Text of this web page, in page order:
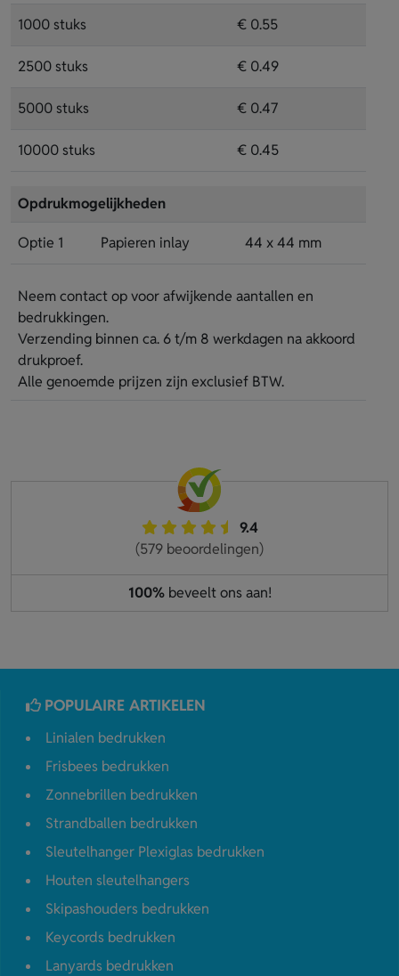
1000 stuks € 0.55
2500 stuks € 0.49
5000 stuks € 0.47
10000 stuks € 0.45
Opdrukmogelijkheden
Optie 1 Papieren inlay 44 x 44 mm
Neem contact op voor afwijkende aantallen en
bedrukkingen.
Verzending binnen ca. 6 t/m 8 werkdagen na akkoord
drukproef.
Alle genoemde prijzen zijn exclusief BTW.
9.4
(579 beoordelingen)
100%beveelt ons aan!
POPULAIRE ARTIKELEN
Linialen bedrukken
Frisbees bedrukken
Zonnebrillen bedrukken
Strandballen bedrukken
Sleutelhanger Plexiglas bedrukken
Houten sleutelhangers
Skipashouders bedrukken
Keycords bedrukken
Lanyards bedrukken